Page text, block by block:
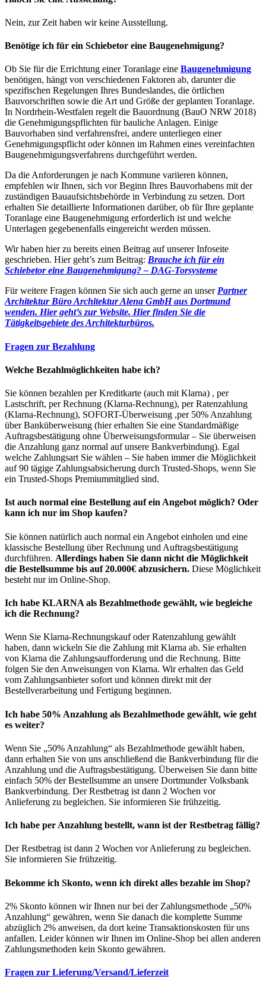
Nein, zur Zeit haben wir keine Ausstellung.
Benötige ich für ein Schiebetor eine Baugenehmigung?
Ob Sie für die Errichtung einer Toranlage eine Baugenehmigung
benötigen, hängt von verschiedenen Faktoren ab, darunter die
spezifischen Regelungen Ihres Bundeslandes, die örtlichen
Bauvorschriften sowie die Art und Größe der geplanten Toranlage.
In Nordrhein-Westfalen regelt die Bauordnung (BauO NRW 2018)
die Genehmigungspflichten für bauliche Anlagen. Einige
Bauvorhaben sind verfahrensfrei, andere unterliegen einer
Genehmigungspflicht oder können im Rahmen eines vereinfachten
Baugenehmigungsverfahrens durchgeführt werden.
Da die Anforderungen je nach Kommune variieren können,
empfehlen wir Ihnen, sich vor Beginn Ihres Bauvorhabens mit der
zuständigen Bauaufsichtsbehörde in Verbindung zu setzen. Dort
erhalten Sie detaillierte Informationen darüber, ob für Ihre geplante
Toranlage eine Baugenehmigung erforderlich ist und welche
Unterlagen gegebenenfalls eingereicht werden müssen.
Wir haben hier zu bereits einen Beitrag auf unserer Infoseite
geschrieben. Hier geht’s zum Beitrag: Brauche ich für ein
Schiebetor eine Baugenehmigung? – DAG-Torsysteme
Für weitere Fragen können Sie sich auch gerne an unser Partner
Architektur Büro Architektur Alena GmbH aus Dortmund
wenden. Hier geht’s zur Website. Hier finden Sie die
Tätigkeitsgebiete des Architekturbüros.
Fragen zur Bezahlung
Welche Bezahlmöglichkeiten habe ich?
Sie können bezahlen per Kreditkarte (auch mit Klarna) , per
Lastschrift, per Rechnung (Klarna-Rechnung), per Ratenzahlung
(Klarna-Rechnung), SOFORT-Überweisung ,per 50% Anzahlung
über Banküberweisung (hier erhalten Sie eine Standardmäßige
Auftragsbestätigung ohne Überweisungsformular – Sie überweisen
die Anzahlung ganz normal auf unsere Bankverbindung). Egal
welche Zahlungsart Sie wählen – Sie haben immer die Möglichkeit
auf 90 tägige Zahlungsabsicherung durch Trusted-Shops, wenn Sie
ein Trusted-Shops Premiummitglied sind.
Ist auch normal eine Bestellung auf ein Angebot möglich? Oder
kann ich nur im Shop kaufen?
Sie können natürlich auch normal ein Angebot einholen und eine
klassische Bestellung über Rechnung und Auftragsbestätigung
durchführen. Allerdings haben Sie dann nicht die Möglichkeit
die Bestellsumme bis auf 20.000€ abzusichern. Diese Möglichkeit
besteht nur im Online-Shop.
Ich habe KLARNA als Bezahlmethode gewählt, wie begleiche
ich die Rechnung?
Wenn Sie Klarna-Rechnungskauf oder Ratenzahlung gewählt
haben, dann wickeln Sie die Zahlung mit Klarna ab. Sie erhalten
von Klarna die Zahlungsaufforderung und die Rechnung. Bitte
folgen Sie den Anweisungen von Klarna. Wir erhalten das Geld
vom Zahlungsanbieter sofort und können direkt mit der
Bestellverarbeitung und Fertigung beginnen.
Ich habe 50% Anzahlung als Bezahlmethode gewählt, wie geht
es weiter?
Wenn Sie „50% Anzahlung“ als Bezahlmethode gewählt haben,
dann erhalten Sie von uns anschließend die Bankverbindung für die
Anzahlung und die Auftragsbestätigung. Überweisen Sie dann bitte
einfach 50% der Bestellsumme an unsere Dortmunder Volksbank
Bankverbindung. Der Restbetrag ist dann 2 Wochen vor
Anlieferung zu begleichen. Sie informieren Sie frühzeitig.
Ich habe per Anzahlung bestellt, wann ist der Restbetrag fällig?
Der Restbetrag ist dann 2 Wochen vor Anlieferung zu begleichen.
Sie informieren Sie frühzeitig.
Bekomme ich Skonto, wenn ich direkt alles bezahle im Shop?
2% Skonto können wir Ihnen nur bei der Zahlungsmethode „50%
Anzahlung“ gewähren, wenn Sie danach die komplette Summe
abzüglich 2% anweisen, da dort keine Transaktionskosten für uns
anfallen. Leider können wir Ihnen im Online-Shop bei allen anderen
Zahlungsmethoden kein Skonto gewähren.
Fragen zur Lieferung/Versand/Lieferzeit